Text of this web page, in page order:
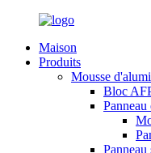
Maison
Produits
Mousse
Bloc